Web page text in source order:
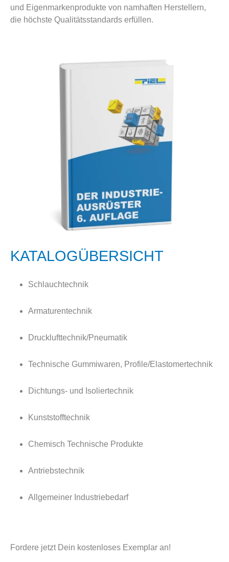
und Eigenmarkenprodukte von namhaften Herstellern,
die höchste Qualitätsstandards erfüllen.
KATALOGÜBERSICHT
Schlauchtechnik
Armaturentechnik
Drucklufttechnik/Pneumatik
Technische Gummiwaren, Profile/Elastomertechnik
Dichtungs- und Isoliertechnik
Kunststofftechnik
Chemisch Technische Produkte
Antriebstechnik
Allgemeiner Industriebedarf
Fordere jetzt Dein kostenloses Exemplar an!